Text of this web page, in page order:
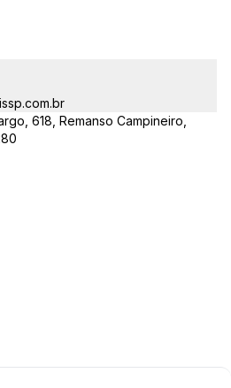
apartamentos, terrenos, salas
imobiliários.
618, Remanso Campineiro,